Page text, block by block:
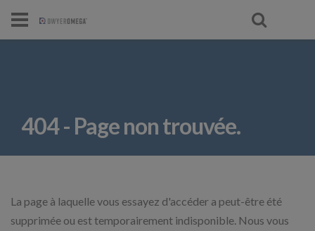
404 - Page non trouvée.
La page à laquelle vous essayez d'accéder a peut-être été
supprimée ou est temporairement indisponible. Nous vous